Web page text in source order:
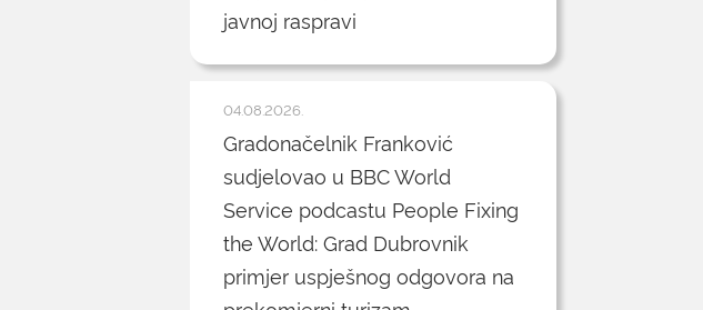
javnoj raspravi
04.08.2026.
Gradonačelnik Franković
sudjelovao u BBC World
Service podcastu People Fixing
the World: Grad Dubrovnik
primjer uspješnog odgovora na